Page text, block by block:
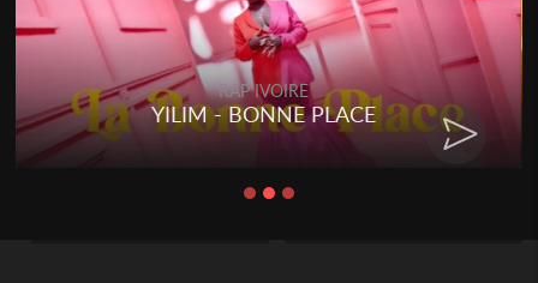
RAP IVOIRE
YILIM - BONNE PLACE